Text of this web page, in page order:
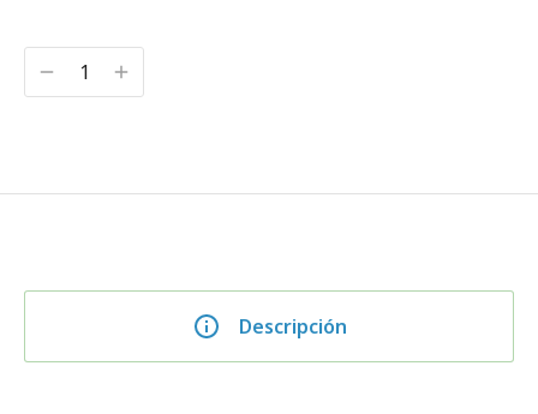
Descripción